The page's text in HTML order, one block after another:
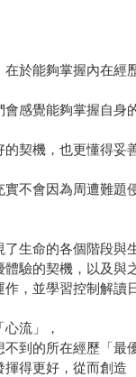
於能夠掌握內在經
會感覺能夠掌握自身
契機，也更懂得妥
不會因為周遭難題
生命的各個階段與
驗的契機，以及與
，並學習控制解讀
流」，
到的所在經歷「最
得更好，從而創造